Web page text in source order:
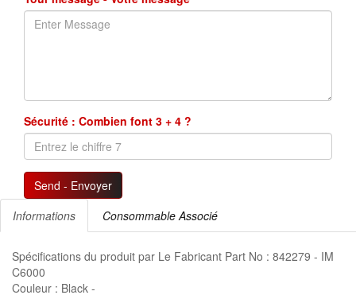
Sécurité : Combien font 3 + 4 ?
Send - Envoyer
Informations
Consommable Associé
Spécifications du produit par Le Fabricant Part No : 842279 - IM
C6000
Couleur : Black -